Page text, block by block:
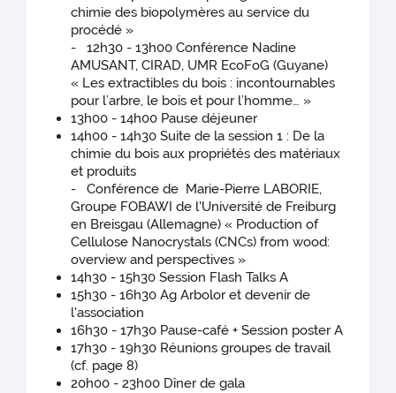
chimie des biopolymères au service du
procédé »
- 12h30 - 13h00 Conférence Nadine
AMUSANT, CIRAD, UMR EcoFoG (Guyane)
« Les extractibles du bois : incontournables
pour l’arbre, le bois et pour l’homme… »
13h00 - 14h00 Pause déjeuner
14h00 - 14h30 Suite de la session 1 : De la
chimie du bois aux propriétés des matériaux
et produits
- Conférence de Marie-Pierre LABORIE,
Groupe FOBAWI de l'Université de Freiburg
en Breisgau (Allemagne) « Production of
Cellulose Nanocrystals (CNCs) from wood:
overview and perspectives »
14h30 - 15h30 Session Flash Talks A
15h30 - 16h30 Ag Arbolor et devenir de
l'association
16h30 - 17h30 Pause-café + Session poster A
17h30 - 19h30 Réunions groupes de travail
(cf. page 8)
20h00 - 23h00 Dîner de gala